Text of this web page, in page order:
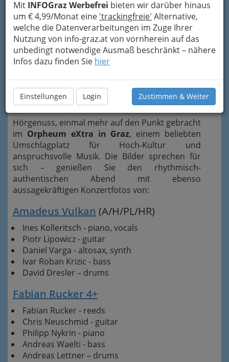
Mit INFOGraz Werbefrei bieten wir darüber hinaus
um € 4,99/Monat eine 'trackingfreie' Alternative,
welche die Datenverarbeitungen im Zuge Ihrer
Nutzung von info-graz.at von vornherein auf das
unbedingt notwendige Ausmaß beschränkt – nähere
Infos dazu finden Sie hier
Einstellungen Login Zustimmen & Weiter
Hörgenuss, einmal mehr auf den Punkt gebracht
im Orpheum eXtra in Graz, einem beliebten
Umschlagplatz für Hoch-Kultur und
anspruchsvolle Musik. Die Bilder sprechen für
sich – genießen Sie den rhythmisch-
authentischen Abend mit ebenso
aussagekräftigen Konzertfotos von:
Amadeus Vulkan (A/H/PL/HR)
Ines Kolleritsch - piano, vocals
Piotr Lipowicz - guitar
Daniel Varga - altosax, synth
Ivar Roban Krizic - bass
David Dresler – drums
Fabian Rucker 4+
Fabian Rucker - reeds
Chris Neuschmid - guitar
Philipp Nykrin - piano
Andreas Waelti - bass
Andreas Lettner – drums